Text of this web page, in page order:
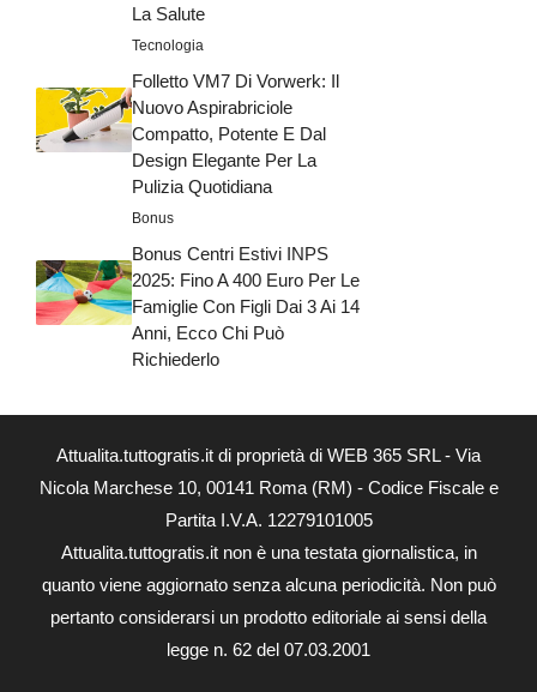
La Salute
Tecnologia
Folletto VM7 Di Vorwerk: Il
Nuovo Aspirabriciole
Compatto, Potente E Dal
Design Elegante Per La
Pulizia Quotidiana
Bonus
Bonus Centri Estivi INPS
2025: Fino A 400 Euro Per Le
Famiglie Con Figli Dai 3 Ai 14
Anni, Ecco Chi Può
Richiederlo
Attualita.tuttogratis.it di proprietà di WEB 365 SRL - Via
Nicola Marchese 10, 00141 Roma (RM) - Codice Fiscale e
Partita I.V.A. 12279101005
Attualita.tuttogratis.it non è una testata giornalistica, in
quanto viene aggiornato senza alcuna periodicità. Non può
pertanto considerarsi un prodotto editoriale ai sensi della
legge n. 62 del 07.03.2001